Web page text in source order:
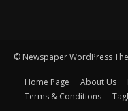
© Newspaper WordPress
Home Page About Us
Terms & Conditions